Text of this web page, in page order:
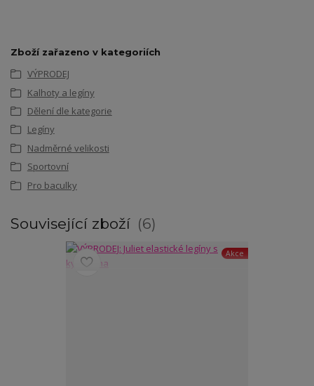
Zboží zařazeno v kategoriích
VÝPRODEJ
Kalhoty a legíny
Dělení dle kategorie
Legíny
Nadměrné velikosti
Sportovní
Pro baculky
Související zboží 6
Akce